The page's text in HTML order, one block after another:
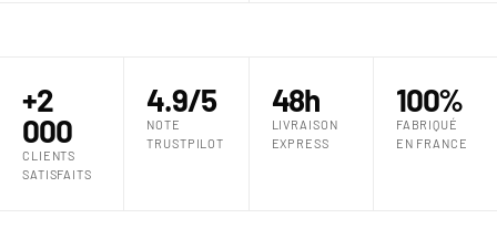
+2
000
CLIENTS
SATISFAITS
4.9/5
NOTE
TRUSTPILOT
48h
LIVRAISON
EXPRESS
100%
FABRIQUÉ
EN FRANCE